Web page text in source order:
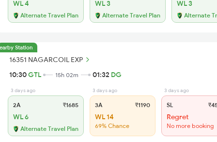
WL 4
Alternate Travel Plan
WL 3
Alternate Travel Plan
WL 3
Alternate
Station
16351 NAGARCOIL EXP
10:30GTL 15h 02m 01:32 DG
3 days ago
2A ₹1685
WL 6
Alternate Travel Plan
3 days ago
3A ₹1190
WL 14
69% Chance
3 days ago
SL
Regret
No more booking